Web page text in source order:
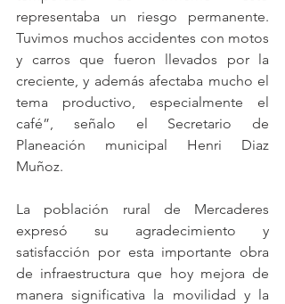
representaba un riesgo permanente.
Tuvimos muchos accidentes con motos
y carros que fueron llevados por la
creciente, y además afectaba mucho el
tema productivo, especialmente el
café”, señalo el Secretario de
Planeación municipal Henri Diaz
Muñoz.
La población rural de Mercaderes
expresó su agradecimiento y
satisfacción por esta importante obra
de infraestructura que hoy mejora de
manera significativa la movilidad y la